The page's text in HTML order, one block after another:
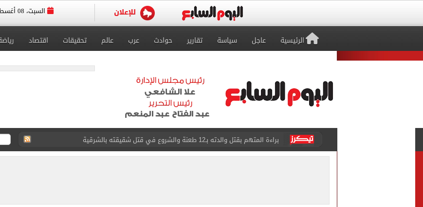
السبت، 08 أغسطس 2026
الرئيسية عاجل سياسة تقارير حوادث عرب عالم تحقيقات اقتصاد
براءة المتهم بقتل والدته بـ12 طعنة والشروع في قتل شقيقته بالشرقية
بيتسو موسيماني مديرا فنيا لمنتخب جنوب أفريقيا